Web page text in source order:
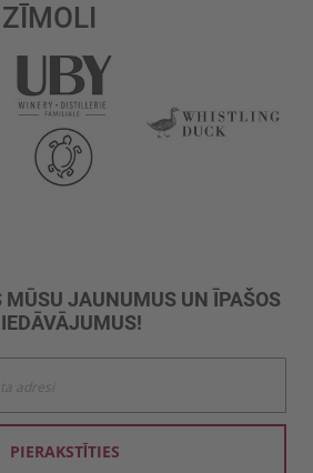
JAUNUMUS UN ĪPAŠOS
PIERAKSTĪTIES